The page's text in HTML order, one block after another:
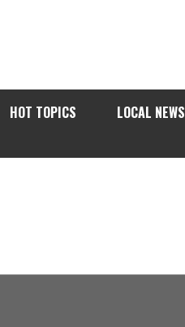
HOT TOPICS
LOCAL NEWS